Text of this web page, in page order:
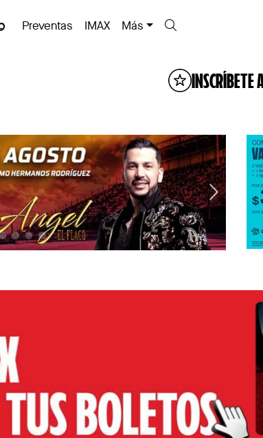
Preventas IMAX Más
INSCRÍBETE